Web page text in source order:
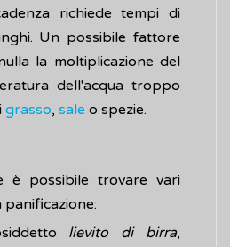
richiede tempi di
Un possibile fattore
la moltiplicazione del
dell'acqua troppo
grasso, sale o spezie.
è possibile trovare vari
lievito di birra,